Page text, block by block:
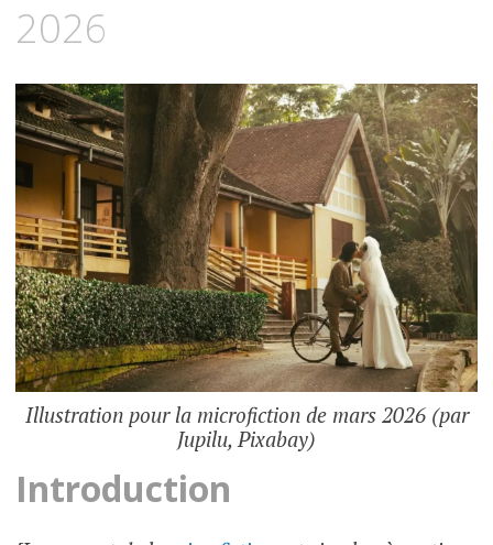
2026
Illustration pour la microfiction de mars 2026 (par
Jupilu, Pixabay)
Introduction